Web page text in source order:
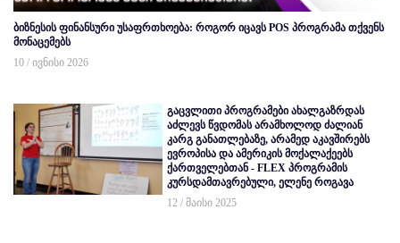
ბიზნესის ფინანსური უსაფრთხოება: როგორ იცავს POS პროგრამა თქვენს
მონაცემებს
10 / ივნისი 2026
გაცვლითი პროგრამები ახალგაზრდას
აძლევს წვდომას არამხოლოდ ძალიან
კარგ განათლებაზე, არამედ აკავშირებს
ევროპისა და ამერიკის მოქალაქეებს
ქართველებთან - FLEX პროგრამის
კურსდამთავრებული, ელენე როგავა
12 / მაისი 2025